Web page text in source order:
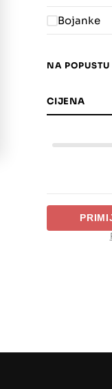
Bojanke
NA POPUSTU
CIJENA